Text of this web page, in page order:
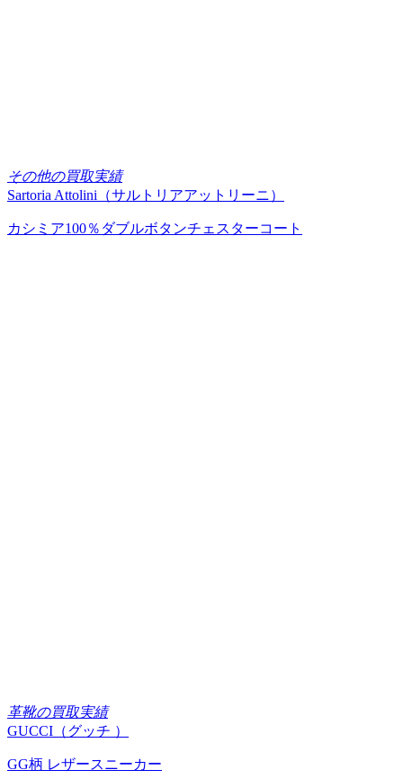
その他の買取実績
Sartoria Attolini（サルトリアアットリーニ）
カシミア100％ダブルボタンチェスターコート
革靴の買取実績
GUCCI（グッチ ）
GG柄 レザースニーカー